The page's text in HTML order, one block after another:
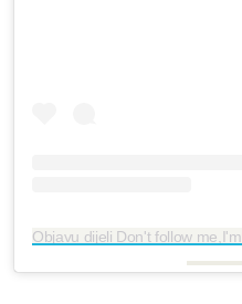
Objavu dijeli Don't follow